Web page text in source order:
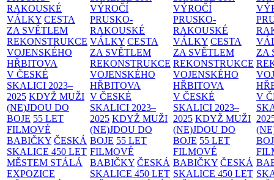
RAKOUSKÉ
VÁLKY CESTA
ZA SVĚTLEM
REKONSTRUKCE
VOJENSKÉHO
HŘBITOVA
V ČESKÉ
SKALICI 2023–
2025 KDYŽ MUŽI
(NE)JDOU DO
BOJE 55 LET
FILMOVÉ
BABIČKY ČESKÁ
SKALICE 450 LET
MĚSTEM STÁLÁ
EXPOZICE
VÝROČÍ
PRUSKO-
RAKOUSKÉ
VÁLKY CESTA
ZA SVĚTLEM
REKONSTRUKCE
VOJENSKÉHO
HŘBITOVA
V ČESKÉ
SKALICI 2023–
2025 KDYŽ MUŽI
(NE)JDOU DO
BOJE 55 LET
FILMOVÉ
BABIČKY ČESKÁ
SKALICE 450 LET
VÝROČÍ
PRUSKO-
RAKOUSKÉ
VÁLKY CESTA
ZA SVĚTLEM
REKONSTRUKCE
VOJENSKÉHO
HŘBITOVA
V ČESKÉ
SKALICI 2023–
2025 KDYŽ MUŽI
(NE)JDOU DO
BOJE 55 LET
FILMOVÉ
BABIČKY ČESKÁ
SKALICE 450 LET
ZA
V